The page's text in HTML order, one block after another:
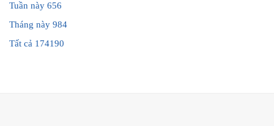
Tuần này 656
Tháng này 984
Tất cả 174190